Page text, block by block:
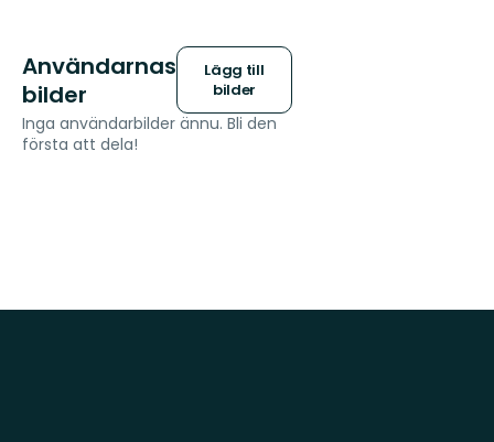
Användarnas
bilder
Lägg till
bilder
Inga användarbilder ännu. Bli den
första att dela!